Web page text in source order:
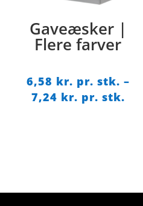
Gaveæsker |
Flere farver
6,58 kr. pr. stk. –
7,24 kr. pr. stk.
pr.